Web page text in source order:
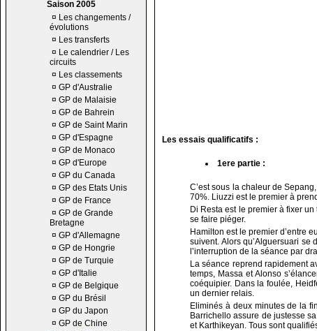
Saison 2005
¤ Les changements /
évolutions
¤ Les transferts
¤ Le calendrier / Les
circuits
¤ Les classements
¤ GP d'Australie
¤ GP de Malaisie
¤ GP de Bahrein
¤ GP de Saint Marin
¤ GP d'Espagne
¤ GP de Monaco
¤ GP d'Europe
¤ GP du Canada
¤ GP des Etats Unis
¤ GP de France
¤ GP de Grande
Bretagne
¤ GP d'Allemagne
¤ GP de Hongrie
¤ GP de Turquie
¤ GP d'Italie
¤ GP de Belgique
¤ GP du Brésil
¤ GP du Japon
¤ GP de Chine
Les essais qualificatifs :
1ere partie :
C’est sous la chaleur de
70%. Liuzzi est le premier à
Di Resta est le premier à fixer
se faire piéger.
Hamilton est le premier d’entre
suivent. Alors qu’Alguersuari
l’interruption de la séance par
La séance reprend rapidement
temps, Massa et Alonso
coéquipier. Dans la foulée,
un dernier relais.
Eliminés à deux minutes de la
Barrichello assure de justesse
et Karthikeyan. Tous sont